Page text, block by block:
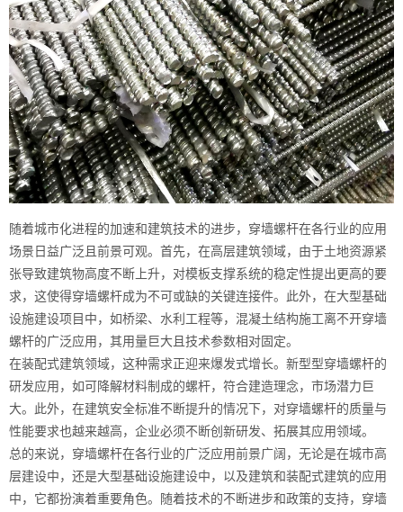
随着城市化进程的加速和建筑技术的进步，穿墙螺杆在各行业的应用
场景日益广泛且前景可观。首先，在高层建筑领域，由于土地资源紧
张导致建筑物高度不断上升，对模板支撑系统的稳定性提出更高的要
求，这使得穿墙螺杆成为不可或缺的关键连接件。此外，在大型基础
设施建设项目中，如桥梁、水利工程等，混凝土结构施工离不开穿墙
螺杆的广泛应用，其用量巨大且技术参数相对固定。
在装配式建筑领域，这种需求正迎来爆发式增长。新型型穿墙螺杆的
研发应用，如可降解材料制成的螺杆，符合建造理念，市场潜力巨
大。此外，在建筑安全标准不断提升的情况下，对穿墙螺杆的质量与
性能要求也越来越高，企业必须不断创新研发、拓展其应用领域。
总的来说，穿墙螺杆在各行业的广泛应用前景广阔，无论是在城市高
层建设中，还是大型基础设施建设中，以及建筑和装配式建筑的应用
中，它都扮演着重要角色。随着技术的不断进步和政策的支持，穿墙